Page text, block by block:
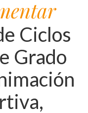
Ciclos
Grado